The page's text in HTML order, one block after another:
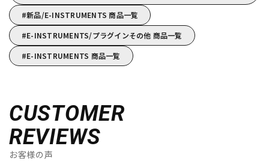
新品/E-INSTRUMENTS 商品一覧
E-INSTRUMENTS/プラグインその他 商品一覧
E-INSTRUMENTS 商品一覧
CUSTOMER
REVIEWS
お客様の声